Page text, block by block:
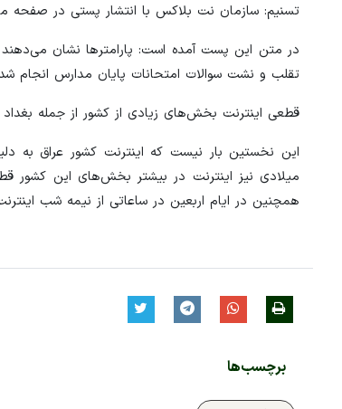
تسنیم: سازمان نت بلاکس با انتشار پستی در صفحه
در متن این پست آمده است: پارامترها نشان
تقلب و نشت سوالات امتحانات پایان مدارس انجام
قطعی اینترنت بخش‌های زیادی از کشور از جمله
این نخستین بار نیست که اینترنت کشور عراق به
میلادی نیز اینترنت در بیشتر بخش‌های این کشور
همچنین در ایام اربعین در ساعاتی از نیمه شب
برچسب‌ها